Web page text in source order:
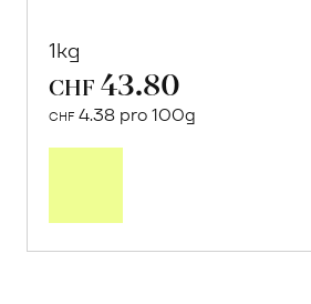
1kg
CHF 43.80
CHF 4.38 pro 100g